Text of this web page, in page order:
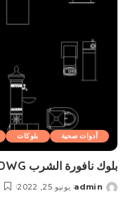
أدوات صحية بلوکات
بلوك نافورة الشرب DWG في أوتوكاد ، تحميل
Posted
admin يونيو 25, 2022